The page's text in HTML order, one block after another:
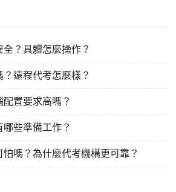
？具體怎麼操作？
遠程代考怎麼樣？
置要求高嗎？
些準備工作？
嗎？為什麼代考機構更可靠？